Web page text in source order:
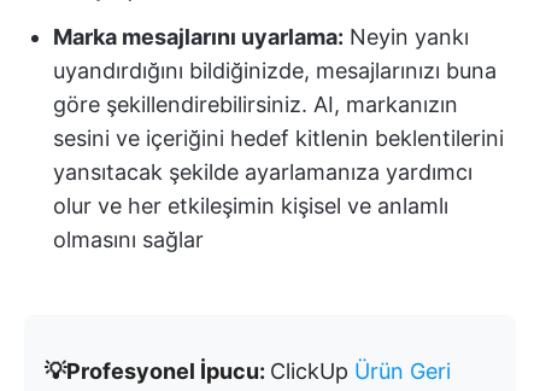
Marka mesajlarını uyarlama: Neyin yankı
uyandırdığını bildiğinizde, mesajlarınızı buna
göre şekillendirebilirsiniz. AI, markanızın
sesini ve içeriğini hedef kitlenin beklentilerini
yansıtacak şekilde ayarlamanıza yardımcı
olur ve her etkileşimin kişisel ve anlamlı
olmasını sağlar
💡Profesyonel İpucu: ClickUp Ürün Geri